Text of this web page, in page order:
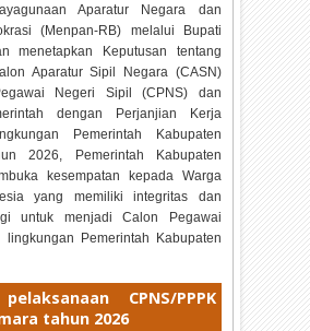
Aparatur Negara dan
(Menpan-RB) melalui Bupati
menetapkan Keputusan tentang
Aparatur Sipil Negara (CASN)
Negeri Sipil (CPNS) dan
dengan Perjanjian Kerja
Pemerintah Kabupaten
2026, Pemerintah Kabupaten
kesempatan kepada Warga
yang memiliki integritas dan
untuk menjadi Calon Pegawai
Pemerintah Kabupaten
CPNS/PPPK
tahun 2026